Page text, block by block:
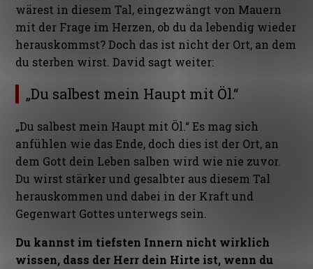
wärest in diesem Tal, eingezwängt von Mauern
mit der Frage im Herzen, ob du da lebendig wieder
herauskommst? Doch das ist nicht der Ort, an dem
du sterben wirst. David sagt weiter:
„Du salbest mein Haupt mit Öl.“
„Du salbest mein Haupt mit Öl.“Es mag sich
anfühlen wie das Ende, doch dies ist der Ort, an
dem Gott dein Leben salben wird wie nie zuvor.
Du wirst stärker und gesalbter aus diesem Tal
herauskommen und dabei in der Kraft und
Gegenwart Gottes unterwegs sein.
Du kannst im tiefsten Innern nicht wirklich
wissen, dass der Herr dein Hirte ist, wenn du